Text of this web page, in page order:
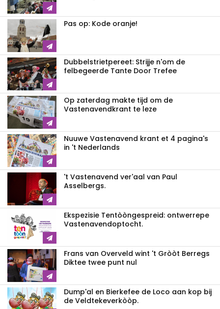
Pas op: Kode oranje!
Dubbelstrietpereet: Strijje n'om de
felbegeerde Tante Door Trefee
Op zaterdag makte tijd om de
Vastenavendkrant te leze
Nuuwe Vastenavend krant et 4 pagina's
in 't Nederlands
't Vastenavend ver'aal van Paul
Asselbergs.
Ekspezisie Tentòòngespreid: ontwerrepe
Vastenavendoptocht.
Frans van Overveld wint 't Gròòt Berregs
Diktee twee punt nul
Dump'al en Bierkefee de Loco aan kop bij
de Veldtekeverkòòp.